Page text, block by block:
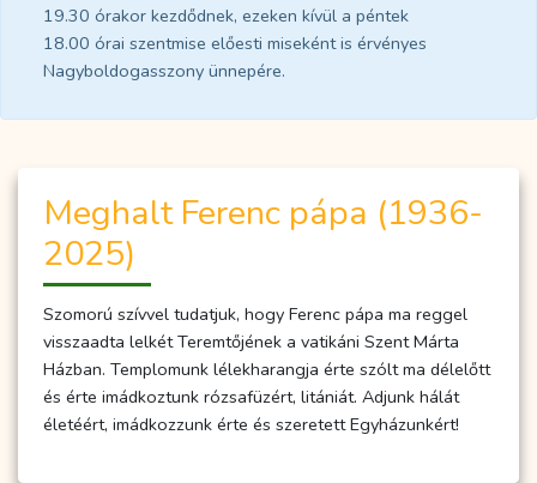
19.30 órakor kezdődnek, ezeken kívül a péntek
18.00 órai szentmise előesti miseként is érvényes
Nagyboldogasszony ünnepére.
Meghalt Ferenc pápa (1936-
2025)
Szomorú szívvel tudatjuk, hogy Ferenc pápa ma reggel
visszaadta lelkét Teremtőjének a vatikáni Szent Márta
Házban. Templomunk lélekharangja érte szólt ma délelőtt
és érte imádkoztunk rózsafüzért, litániát. Adjunk hálát
életéért, imádkozzunk érte és szeretett Egyházunkért!